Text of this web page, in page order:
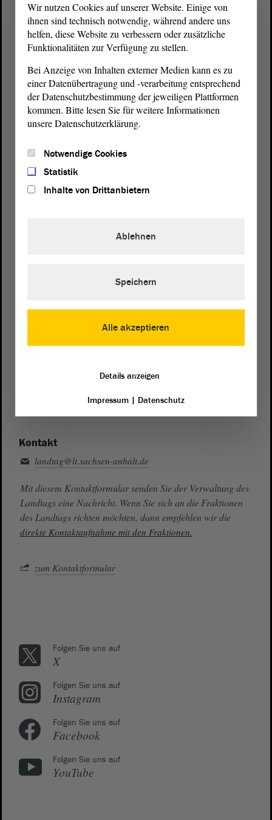
Landtagvon Sachsen-Anhalt
Domplatz 6–9
39104 Magdeburg
0391 / 560 - 0
Presse- und Öffentlichkeitsarbeit
Kontakt
landtag@lt.sachsen-anhalt.de
Mit diesem Kontaktformular senden Sie der Verwaltung des
Landtags eine Nachricht. Wenn Sie sich an die Fraktionen
des Landtags richten möchten, dann empfehlen wir die
direkte Kontaktaufnahme mit den Fraktionen.
zum Kontaktformular
Folgen Sie uns auf
X
Folgen Sie uns auf
Instagram
Folgen Sie uns auf
Facebook
Folgen Sie uns auf
YouTube
Wir nutzen Cookies auf unserer Website. Einige von
ihnen sind technisch notwendig, während andere uns
helfen, diese Website zu verbessern oder zusätzliche
Funktionalitäten zur Verfügung zu stellen.
Bei Anzeige von Inhalten externer Medien kann es zu
einer Datenübertragung und -verarbeitung entsprechend
der Datenschutzbestimmung der jeweiligen Plattformen
kommen. Bitte lesen Sie für weitere Informationen
unsere Datenschutzerklärung.
Notwendige Cookies
Statistik
Inhalte von Drittanbietern
Alle akzeptieren
Ablehnen
Speichern
Details anzeigen
Impressum| Datenschutz